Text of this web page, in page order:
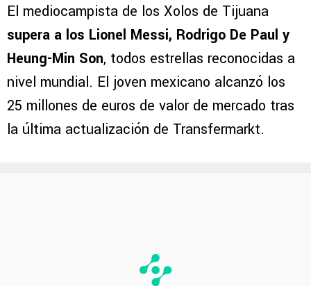
El mediocampista de los Xolos de Tijuana
supera a los Lionel Messi, Rodrigo De Paul y
Heung-Min Son, todos estrellas reconocidas a
nivel mundial. El joven mexicano alcanzó los
25 millones de euros de valor de mercado tras
la última actualización de Transfermarkt.